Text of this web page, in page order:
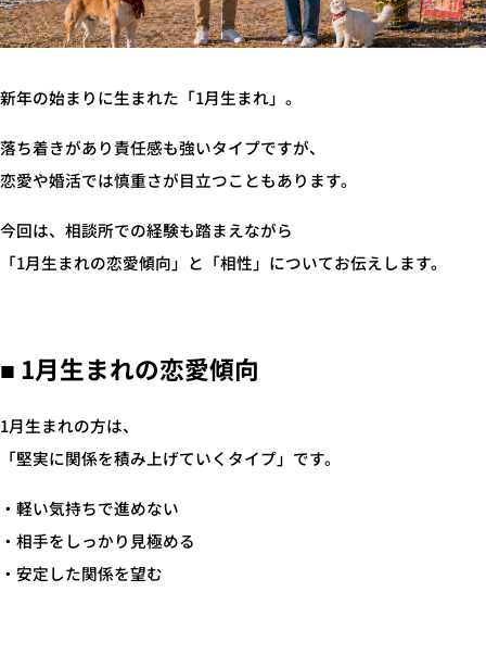
新年の始まりに生まれた「1月生まれ」。
落ち着きがあり責任感も強いタイプですが、
恋愛や婚活では慎重さが目立つこともあります。
今回は、相談所での経験も踏まえながら
「1月生まれの恋愛傾向」と「相性」についてお伝えします。
■ 1月生まれの恋愛傾向
1月生まれの方は、
「堅実に関係を積み上げていくタイプ」です。
・軽い気持ちで進めない
・相手をしっかり見極める
・安定した関係を望む